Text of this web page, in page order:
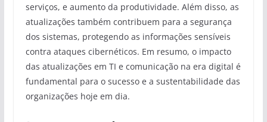
serviços, e aumento da produtividade. Além disso, as
atualizações também contribuem para a segurança
dos sistemas, protegendo as informações sensíveis
contra ataques cibernéticos. Em resumo, o impacto
das atualizações em TI e comunicação na era digital é
fundamental para o sucesso e a sustentabilidade das
organizações hoje em dia.